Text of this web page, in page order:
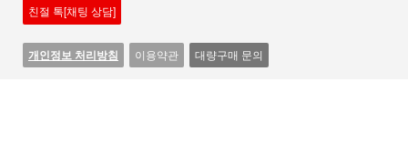
친절 톡[채팅 상담]
개인정보 처리방침 이용약관 대량구매 문의